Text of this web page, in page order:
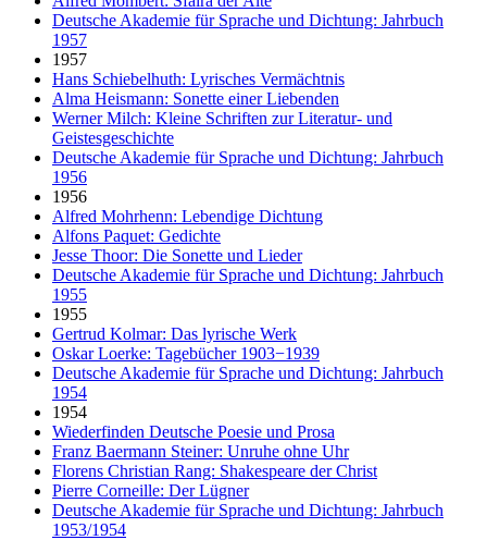
Deutsche Akademie für Sprache und Dichtung: Jahrbuch
1957
1957
Hans Schiebelhuth: Lyrisches Vermächtnis
Alma Heismann: Sonette einer Liebenden
Werner Milch: Kleine Schriften zur Literatur- und
Geistesgeschichte
Deutsche Akademie für Sprache und Dichtung: Jahrbuch
1956
1956
Alfred Mohrhenn: Lebendige Dichtung
Alfons Paquet: Gedichte
Jesse Thoor: Die Sonette und Lieder
Deutsche Akademie für Sprache und Dichtung: Jahrbuch
1955
1955
Gertrud Kolmar: Das lyrische Werk
Oskar Loerke: Tagebücher 1903−1939
Deutsche Akademie für Sprache und Dichtung: Jahrbuch
1954
1954
Wiederfinden Deutsche Poesie und Prosa
Franz Baermann Steiner: Unruhe ohne Uhr
Florens Christian Rang: Shakespeare der Christ
Pierre Corneille: Der Lügner
Deutsche Akademie für Sprache und Dichtung: Jahrbuch
1953/1954